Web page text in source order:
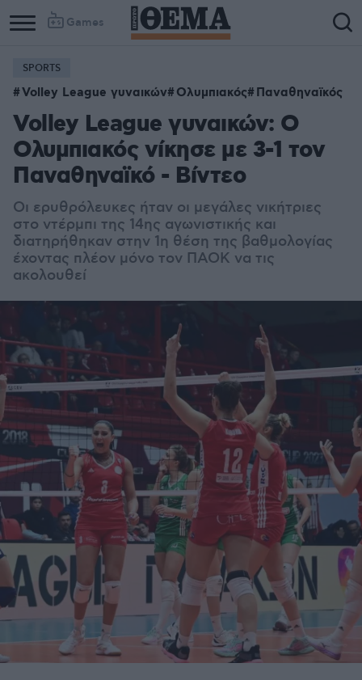
Games
SPORTS
Volley League γυναικών Ολυμπιακός Παναθηναϊκός
Volley League γυναικών: Ο
Ολυμπιακός νίκησε με 3-1 τον
Παναθηναϊκό - Βίντεο
Οι ερυθρόλευκες ήταν οι μεγάλες νικήτριες
στο ντέρμπι της 14ης αγωνιστικής και
διατηρήθηκαν στην 1η θέση της βαθμολογίας
έχοντας πλέον μόνο τον ΠΑΟΚ να τις
ακολουθεί